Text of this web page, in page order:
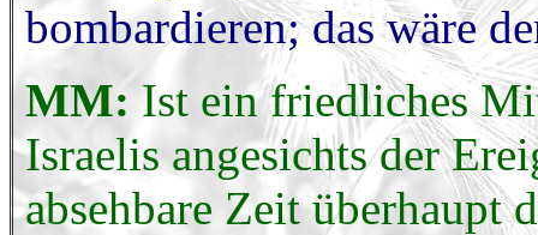
bombardieren; das wäre
MM:Ist ein friedliches
Israelis angesichts der
absehbare Zeit überhaupt